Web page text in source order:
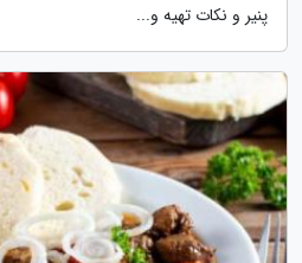
پنیر و نکات تهیه و...